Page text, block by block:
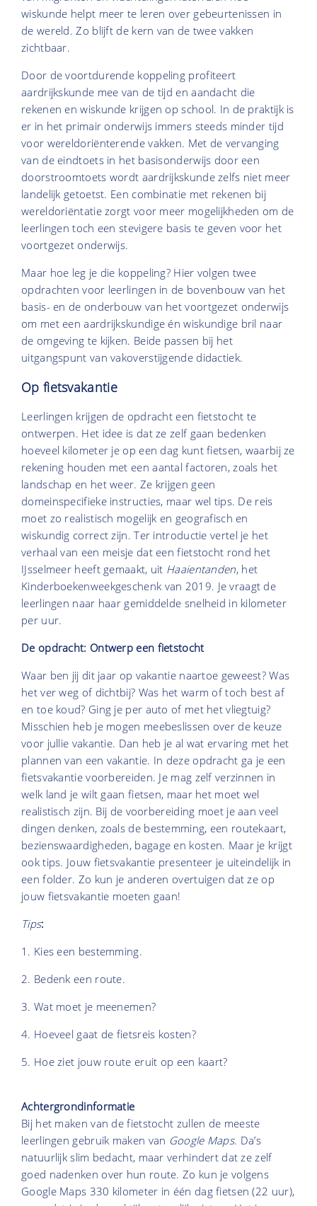
wiskunde helpt meer te leren over gebeurtenissen in
de wereld. Zo blijft de kern van de twee vakken
zichtbaar.
Door de voortdurende koppeling profiteert
aardrijkskunde mee van de tijd en aandacht die
rekenen en wiskunde krijgen op school. In de praktijk is
er in het primair onderwijs immers steeds minder tijd
voor wereldoriënterende vakken. Met de vervanging
van de eindtoets in het basisonderwijs door een
doorstroomtoets wordt aardrijkskunde zelfs niet meer
landelijk getoetst. Een combinatie met rekenen bij
wereldoriëntatie zorgt voor meer mogelijkheden om de
leerlingen toch een stevigere basis te geven voor het
voortgezet onderwijs.
Maar hoe leg je die koppeling? Hier volgen twee
opdrachten voor leerlingen in de bovenbouw van het
basis- en de onderbouw van het voortgezet onderwijs
om met een aardrijkskundige én wiskundige bril naar
de omgeving te kijken. Beide passen bij het
uitgangspunt van vakoverstijgende didactiek.
Op fietsvakantie
Leerlingen krijgen de opdracht een fietstocht te
ontwerpen. Het idee is dat ze zelf gaan bedenken
hoeveel kilometer je op een dag kunt fietsen, waarbij ze
rekening houden met een aantal factoren, zoals het
landschap en het weer. Ze krijgen geen
domeinspecifieke instructies, maar wel tips. De reis
moet zo realistisch mogelijk en geografisch en
wiskundig correct zijn. Ter introductie vertel je het
verhaal van een meisje dat een fietstocht rond het
IJsselmeer heeft gemaakt, uit Haaientanden, het
Kinderboekenweekgeschenk van 2019. Je vraagt de
leerlingen naar haar gemiddelde snelheid in kilometer
per uur.
De opdracht: Ontwerp een fietstocht
Waar ben jij dit jaar op vakantie naartoe geweest? Was
het ver weg of dichtbij? Was het warm of toch best af
en toe koud? Ging je per auto of met het vliegtuig?
Misschien heb je mogen meebeslissen over de keuze
voor jullie vakantie. Dan heb je al wat ervaring met het
plannen van een vakantie. In deze opdracht ga je een
fietsvakantie voorbereiden. Je mag zelf verzinnen in
welk land je wilt gaan fietsen, maar het moet wel
realistisch zijn. Bij de voorbereiding moet je aan veel
dingen denken, zoals de bestemming, een routekaart,
bezienswaardigheden, bagage en kosten. Maar je krijgt
ook tips. Jouw fietsvakantie presenteer je uiteindelijk in
een folder. Zo kun je anderen overtuigen dat ze op
jouw fietsvakantie moeten gaan!
Tips:
1. Kies een bestemming.
2. Bedenk een route.
3. Wat moet je meenemen?
4. Hoeveel gaat de fietsreis kosten?
5. Hoe ziet jouw route eruit op een kaart?
Achtergrondinformatie
Bij het maken van de fietstocht zullen de meeste
leerlingen gebruik maken van Google Maps. Da’s
natuurlijk slim bedacht, maar verhindert dat ze zelf
goed nadenken over hun route. Zo kun je volgens
Google Maps 330 kilometer in één dag fietsen (22 uur),